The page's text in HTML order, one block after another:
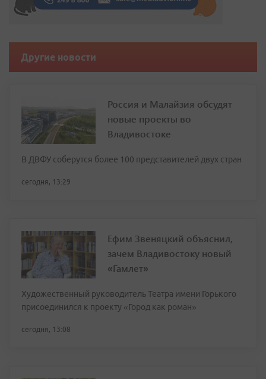
Другие новости
Россия и Малайзия обсудят
новые проекты во
Владивостоке
В ДВФУ соберутся более 100 представителей двух стран
сегодня, 13:29
Ефим Звеняцкий объяснил,
зачем Владивостоку новый
«Гамлет»
Художественный руководитель Театра имени Горького
присоединился к проекту «Город как роман»
сегодня, 13:08